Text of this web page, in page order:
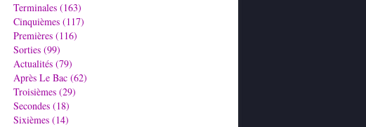
Terminales (163)
Cinquièmes (117)
Premières (116)
Sorties (99)
Actualités (79)
Après Le Bac (62)
Troisièmes (29)
Secondes (18)
Sixièmes (14)